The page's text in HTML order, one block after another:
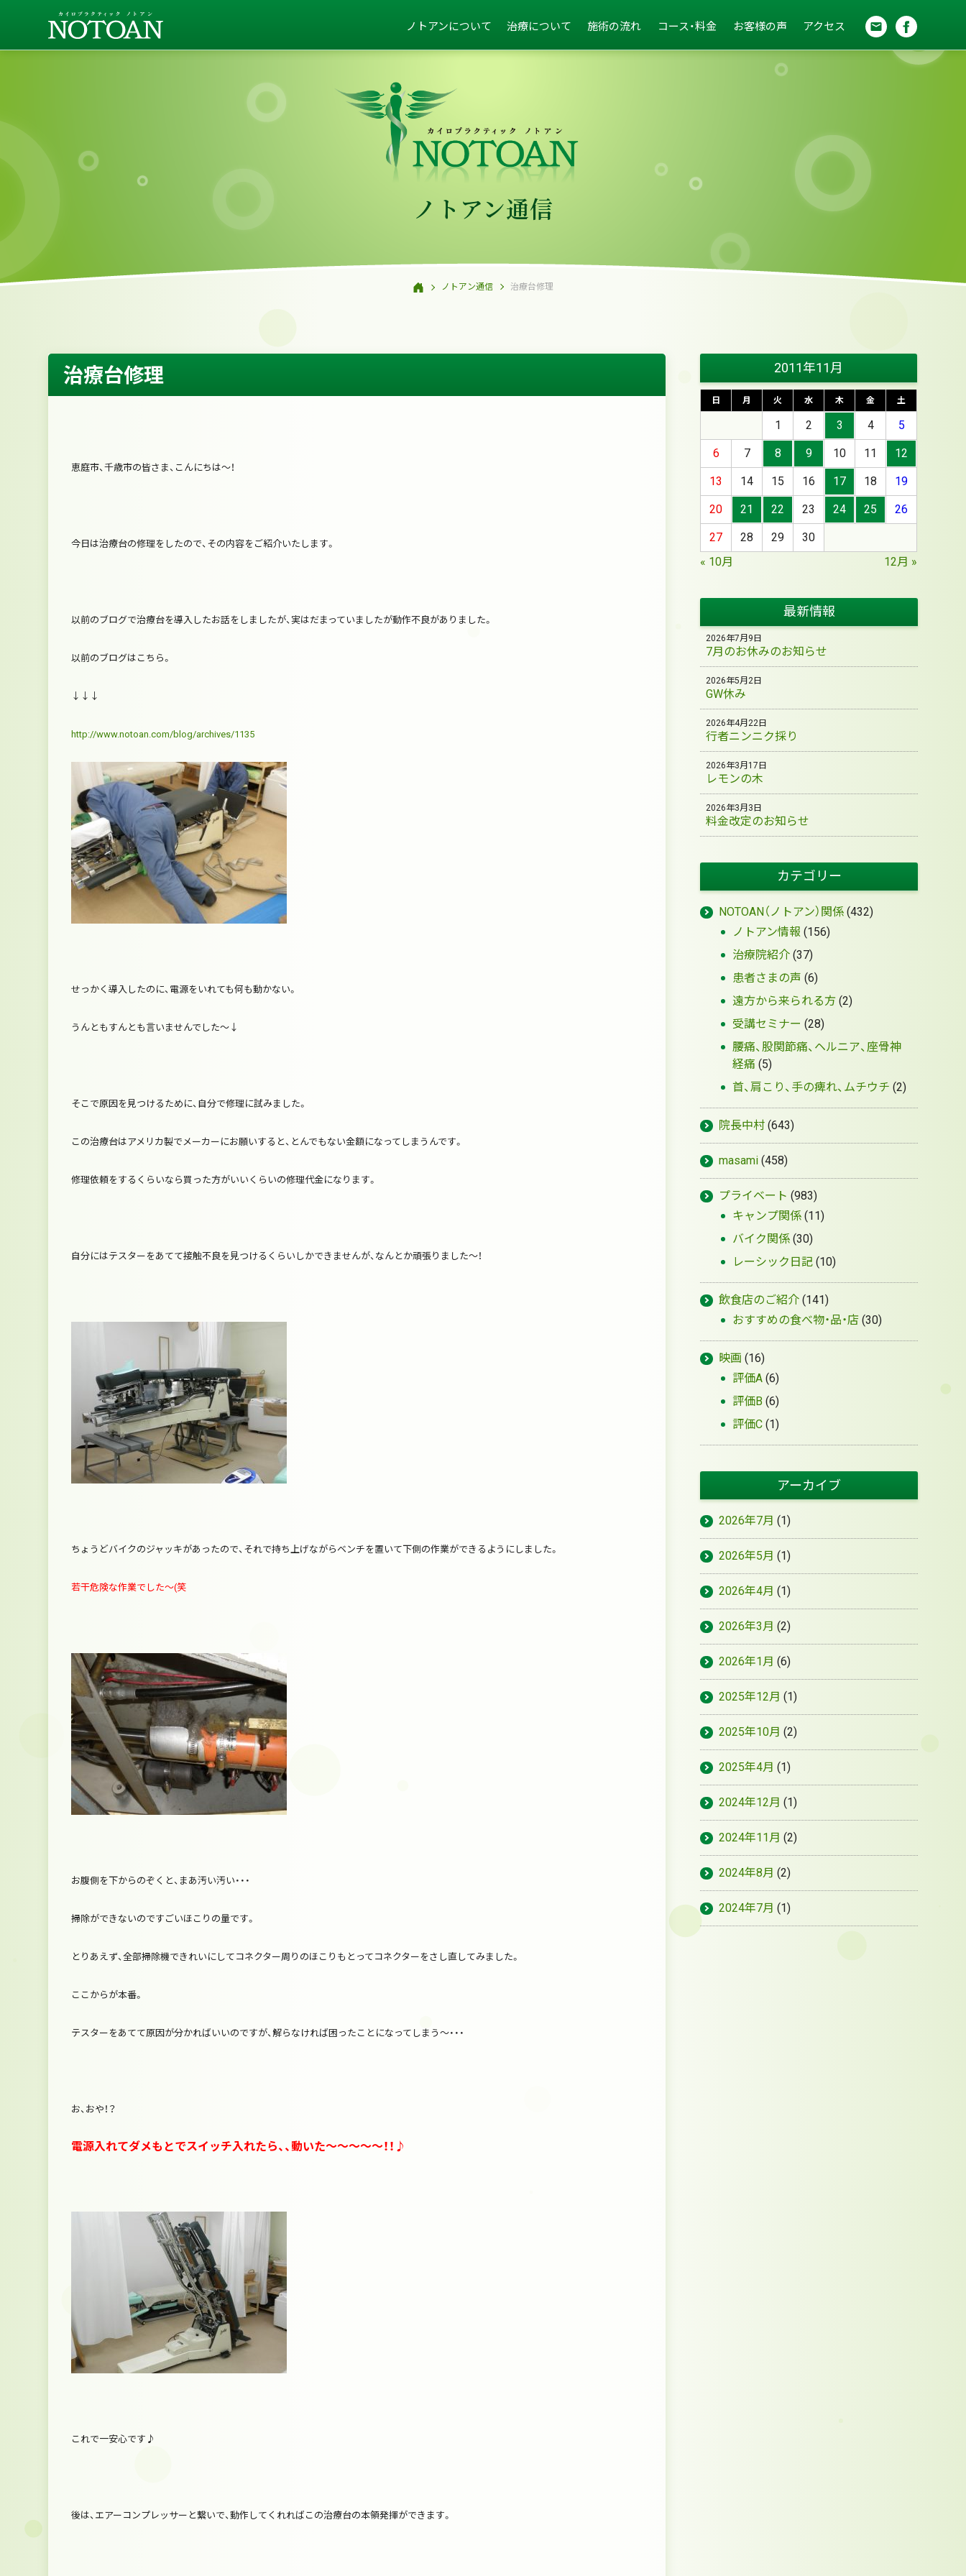
ノトアンについて 治療について 施術の流れ コース・料金 お客様の声 アクセス
ノトアン通信
ノトアン通信 治療台修理
治療台修理
恵庭市、千歳市の皆さま、こんにちは～！
今日は治療台の修理をしたので、その内容をご紹介いたします。
以前のブログで治療台を導入したお話をしましたが、実はだまっていましたが動作不良がありました。
以前のブログはこちら。
↓↓↓
http://www.notoan.com/blog/archives/1135
せっかく導入したのに、電源をいれても何も動かない。
うんともすんとも言いませんでした～↓
そこで原因を見つけるために、自分で修理に試みました。
この治療台はアメリカ製でメーカーにお願いすると、とんでもない金額になってしまうんです。
修理依頼をするくらいなら買った方がいいくらいの修理代金になります。
自分にはテスターをあてて接触不良を見つけるくらいしかできませんが、なんとか頑張りました～！
ちょうどバイクのジャッキがあったので、それで持ち上げながらベンチを置いて下側の作業ができるようにしました。
若干危険な作業でした～(笑
お腹側を下からのぞくと、まあ汚い汚い・・・
掃除ができないのですごいほこりの量です。
とりあえず、全部掃除機できれいにしてコネクター周りのほこりもとってコネクターをさし直してみました。
ここからが本番。
テスターをあてて原因が分かればいいのですが、解らなければ困ったことになってしまう～・・・
お、おや！？
電源入れてダメもとでスイッチ入れたら、、動いた～～～～～！！♪
これで一安心です♪
後は、エアーコンプレッサーと繋いで、動作してくれればこの治療台の本領発揮ができます。
2011年11月
日 月 火 水 木 金 土
1 2 3 4 5
6 7 8 9 10 11 12
13 14 15 16 17 18 19
20 21 22 23 24 25 26
27 28 29
30
« 10月
12月 »
最新情報
7月のお休みのお知らせ
2026年7月9日
GW休み
2026年5月2日
行者ニンニク採り
2026年4月22日
レモンの木
2026年3月17日
料金改定のお知らせ
2026年3月3日
カテゴリー
NOTOAN（ノトアン）関係 (432)
ノトアン情報 (156)
治療院紹介 (37)
患者さまの声 (6)
遠方から来られる方 (2)
受講セミナー (28)
腰痛、股関節痛、ヘルニア、座骨神
経痛 (5)
首、肩こり、手の痺れ、ムチウチ (2)
院長中村 (643)
masami (458)
プライベート (983)
キャンプ関係 (11)
バイク関係 (30)
レーシック日記 (10)
飲食店のご紹介 (141)
おすすめの食べ物・品・店 (30)
映画 (16)
評価A (6)
評価B (6)
評価C (1)
アーカイブ
2026年7月 (1)
2026年5月 (1)
2026年4月 (1)
2026年3月 (2)
2026年1月 (6)
2025年12月 (1)
2025年10月 (2)
2025年4月 (1)
2024年12月 (1)
2024年11月 (2)
2024年8月 (2)
2024年7月 (1)